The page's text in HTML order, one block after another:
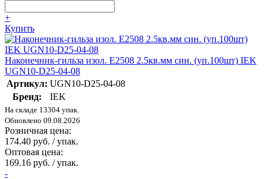
+
Купить
Наконечник-гильза изол. Е2508 2.5кв.мм син. (уп.100шт) IEK
UGN10-D25-04-08
Артикул: UGN10-D25-04-08
Бренд:
IEK
На складе 13304 упак.
Обновлено 09.08.2026
Розничная цена:
174.40 руб. / упак.
Оптовая цена:
169.16 руб. / упак.
-